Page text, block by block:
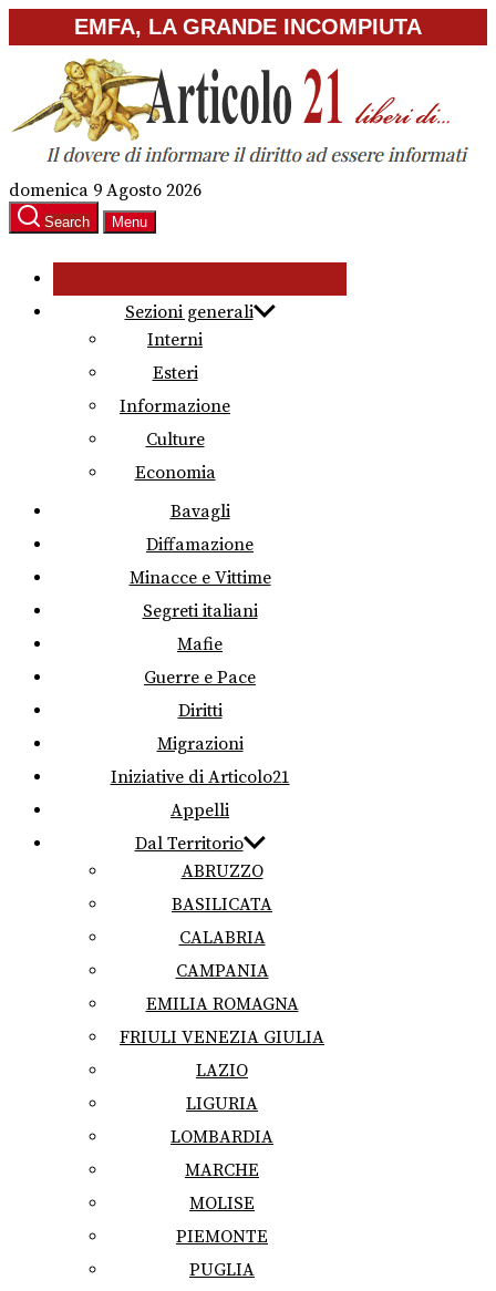
to
content
EMFA, LA GRANDE INCOMPIUTA
domenica 9 Agosto 2026
Search Menu
Sezioni generali
Interni
Esteri
Informazione
Culture
Economia
Bavagli
Diffamazione
Minacce e Vittime
Segreti italiani
Mafie
Guerre e Pace
Diritti
Migrazioni
Iniziative di Articolo21
Appelli
Dal Territorio
ABRUZZO
BASILICATA
CALABRIA
CAMPANIA
EMILIA ROMAGNA
FRIULI VENEZIA GIULIA
LAZIO
LIGURIA
LOMBARDIA
MARCHE
MOLISE
PIEMONTE
PUGLIA